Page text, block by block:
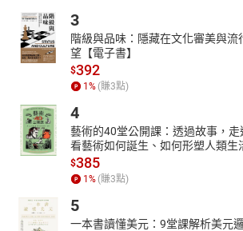
3
階級與品味：隱藏在文化審美與流
望【電子書】
$392
1 % (賺3點)
4
藝術的40堂公開課：透過故事，走
看藝術如何誕生、如何形塑人類生
$385
1 % (賺3點)
5
一本書讀懂美元：9堂課解析美元